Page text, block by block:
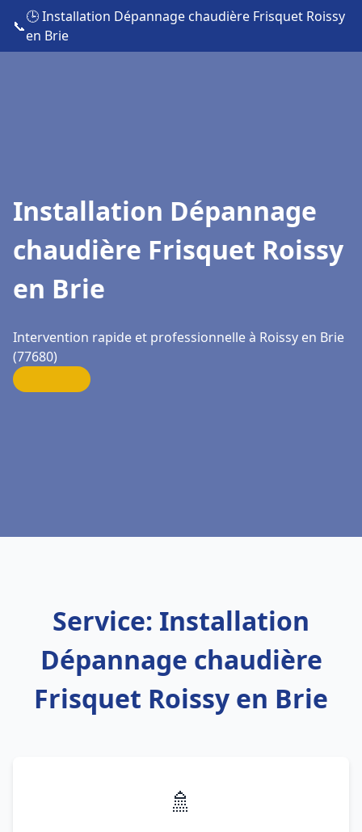
📞
🕒 Installation Dépannage chaudière Frisquet Roissy
en Brie
Installation Dépannage
chaudière Frisquet Roissy
en Brie
Intervention rapide et professionnelle à Roissy en Brie
(77680)
Service: Installation
Dépannage chaudière
Frisquet Roissy en Brie
🚿